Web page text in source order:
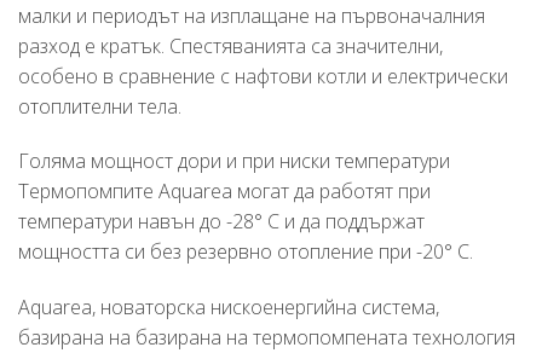
малки и периодът на изплащане на първоначалния
разход е кратък. Спестяванията са значителни,
особено в сравнение с нафтови котли и електрически
отоплителни тела.
Голяма мощност дори и при ниски температури
Термопомпите Aquarea могат да работят при
температури навън до -28° C и да поддържат
мощността си без резервно отопление при -20° C.
Aquarea, новаторска нискоенергийна система,
базирана на базирана на термопомпената технология